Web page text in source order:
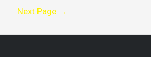
Next Page →